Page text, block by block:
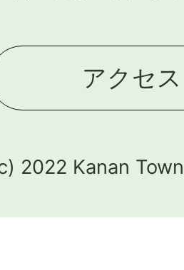
アクセス
2022 Kanan